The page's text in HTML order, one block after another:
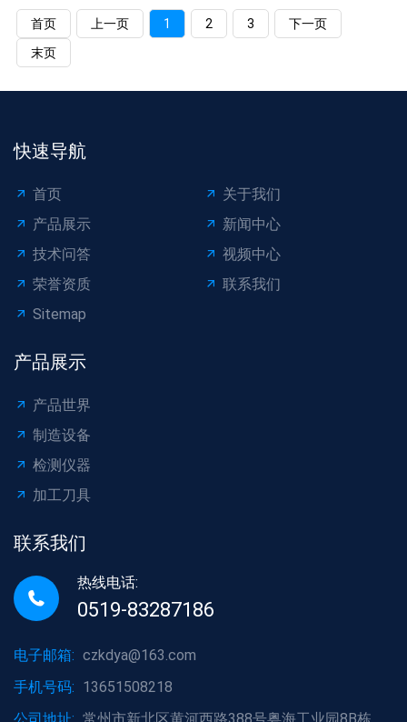
首页 上一页 1 2 3
下一页
末页
快速导航
首页
关于我们
产品展示
新闻中心
技术问答
视频中心
荣誉资质
联系我们
Sitemap
产品展示
产品世界
制造设备
检测仪器
加工刀具
联系我们
热线电话:
0519-83287186
电子邮箱: czkdya@163.com
手机号码: 13651508218